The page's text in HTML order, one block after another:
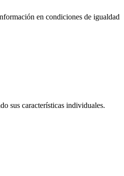
en condiciones de igualdad
sus características individuales.